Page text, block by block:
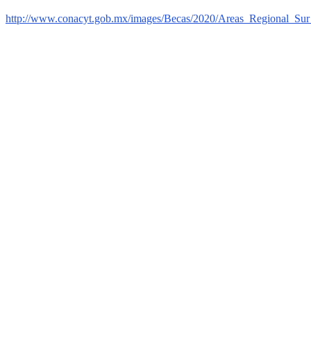
http://www.conacyt.gob.mx/images/Becas/2020/